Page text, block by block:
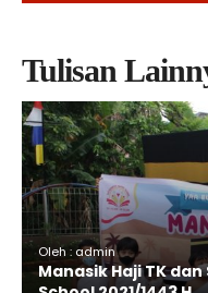
Tulisan
Oleh : admin
Manasik Haji TK